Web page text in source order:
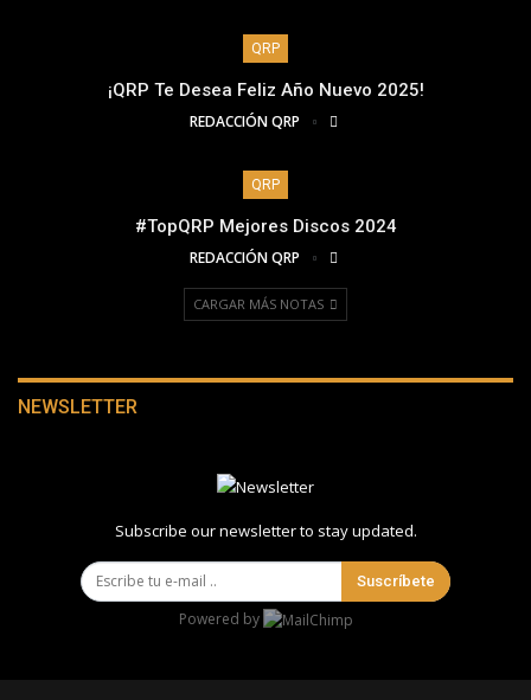
QRP
¡QRP Te Desea Feliz Año Nuevo 2025!
REDACCIÓN QRP
QRP
#TopQRP Mejores Discos 2024
REDACCIÓN QRP
CARGAR MÁS NOTAS
NEWSLETTER
Subscribe our newsletter to stay updated.
Suscríbete
Powered by